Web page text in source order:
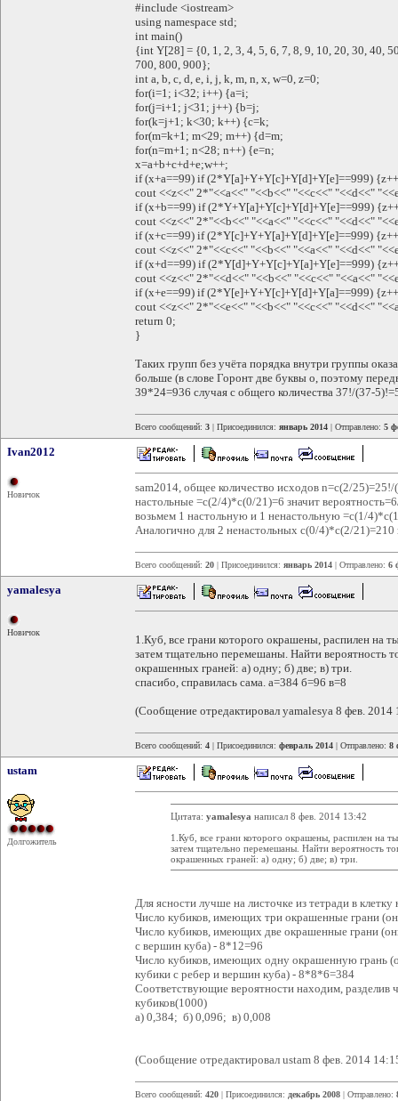
#include <iostream>
using namespace std;
int main()
{int Y[28] = {0, 1, 2, 3, 4, 5, 6, 7, 8, 9, 10, 20, 30, 40,
700, 800, 900};
int a, b, c, d, e, i, j, k, m, n, x, w=0, z=0;
for(i=1; i<32; i++) {a=i;
for(j=i+1; j<31; j++) {b=j;
for(k=j+1; k<30; k++) {c=k;
for(m=k+1; m<29; m++) {d=m;
for(n=m+1; n<28; n++) {e=n;
x=a+b+c+d+e;w++;
if (x+a==99) if (2*Y[a]+Y+Y[c]+Y[d]+Y[e]==999)
cout <<z<<" 2*"<<a<<" "<<b<<" "<<c<<" "<<d<<"
if (x+b==99) if (2*Y+Y[a]+Y[c]+Y[d]+Y[e]==999)
cout <<z<<" 2*"<<b<<" "<<a<<" "<<c<<" "<<d<<"
if (x+c==99) if (2*Y[c]+Y+Y[a]+Y[d]+Y[e]==999)
cout <<z<<" 2*"<<c<<" "<<b<<" "<<a<<" "<<d<<"
if (x+d==99) if (2*Y[d]+Y+Y[c]+Y[a]+Y[e]==999)
cout <<z<<" 2*"<<d<<" "<<b<<" "<<c<<" "<<a<<"
if (x+e==99) if (2*Y[e]+Y+Y[c]+Y[d]+Y[a]==999)
cout <<z<<" 2*"<<e<<" "<<b<<" "<<c<<" "<<d<<"
return 0;
}
Таких групп без учёта порядка внутри группы
больше (в слове Горонт две буквы о, поэтому
39*24=936 случая с общего количества 37!/(37-
Всего сообщений: 3 | Присоединился: январь 2014 | Отправлено: 5
Ivan2012
Новичок
sam2014, общее количество исходов n=c(2/
настольные =с(2/4)*с(0/21)=6 значит
возьмем 1 настольную и 1 ненастольную =c(1/
Аналогично для 2 ненастольных с(0/4)*с(2/21)=210
Всего сообщений: 20 | Присоединился: январь 2014 | Отправлено: 6
yamalesya
Новичок
1.Куб, все грани которого окрашены, распилен на
затем тщательно перемешаны. Найти вероятность
окрашенных граней: а) одну; б) две; в) три.
спасибо, справилась сама. а=384 б=96 в=8
(Сообщение отредактировал yamalesya 8 фев. 2014
Всего сообщений: 4 | Присоединился: февраль 2014 | Отправлено: 8
ustam
Долгожитель
Цитата: yamalesya написал 8 фев. 2014 13:42
1.Куб, все грани которого окрашены, распилен на
затем тщательно перемешаны. Найти вероятность
окрашенных граней: а) одну; б) две; в) три.
Для ясности лучше на листочке из тетради в
Число кубиков, имеющих три окрашенные грани
Число кубиков, имеющих две окрашенные грани
с вершин куба) - 8*12=96
Число кубиков, имеющих одну окрашенную грань
кубики с ребер и вершин куба) - 8*8*6=384
Соответствующие вероятности находим,
кубиков(1000)
а) 0,384; б) 0,096; в) 0,008
(Сообщение отредактировал ustam 8 фев. 2014
Всего сообщений: 420 | Присоединился: декабрь 2008 | Отправлено: